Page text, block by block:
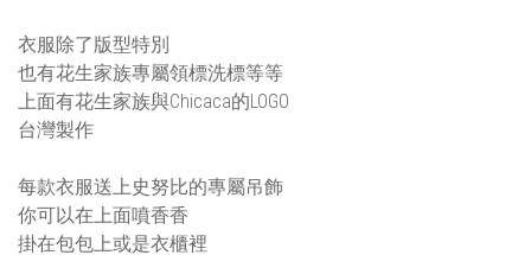
衣服除了版型特別
也有花生家族專屬領標洗標等等
上面有花生家族與Chicaca的LOGO
台灣製作
每款衣服送上史努比的專屬吊飾
你可以在上面噴香香
掛在包包上或是衣櫃裡